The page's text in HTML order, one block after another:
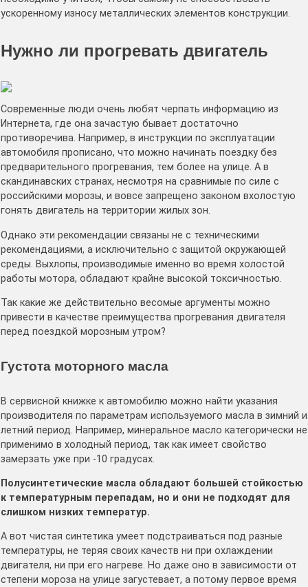
ускоренному износу металлических элементов конструкции.
Нужно ли прогревать двигатель
Современные люди очень любят черпать информацию из
Интернета, где она зачастую бывает достаточно
противоречива. Например, в инструкции по эксплуатации
автомобиля прописано, что можно начинать поездку без
предварительного прогревания, тем более на улице. А в
скандинавских странах, несмотря на сравнимые по силе с
российскими морозы, и вовсе запрещено законом вхолостую
гонять двигатель на территории жилых зон.
Однако эти рекомендации связаны не с техническими
рекомендациями, а исключительно с защитой окружающей
среды. Выхлопы, производимые именно во время холостой
работы мотора, обладают крайне высокой токсичностью.
Так какие же действительно весомые аргументы можно
привести в качестве преимущества прогревания двигателя
перед поездкой морозным утром?
Густота моторного масла
В сервисной книжке к автомобилю можно найти указания
производителя по параметрам используемого масла в зимний и
летний период. Например, минеральное масло категорически не
применимо в холодный период, так как имеет свойство
замерзать уже при -10 градусах.
Полусинтетические масла обладают большей стойкостью
к температурным перепадам, но и они не подходят для
слишком низких температур.
А вот чистая синтетика умеет подстраиваться под разные
температуры, не теряя своих качеств ни при охлаждении
двигателя, ни при его нагреве. Но даже оно в зависимости от
степени мороза на улице загустевает, а потому первое время